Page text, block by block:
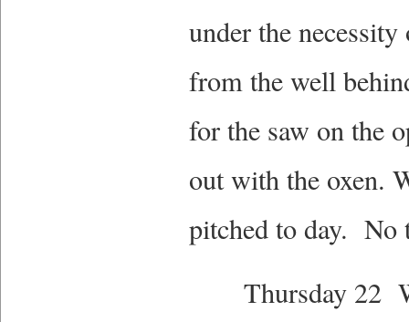
under the
from the well
for the saw on the
out with the oxen.
pitched to day. No
Thursday 22